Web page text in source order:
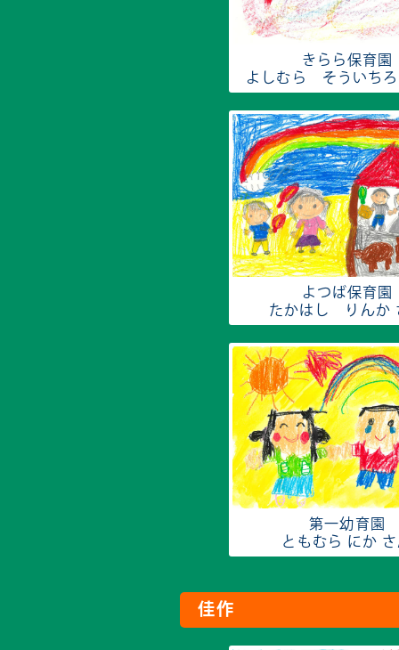
きらら保育園
よしむら そういち
よつば保育園
たかはし りんか
第一幼育園
ともむら にか
佳作